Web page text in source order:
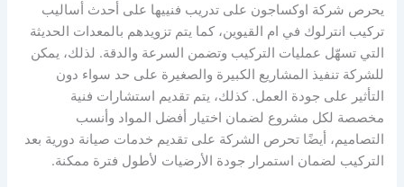
يحرص شركة اوكساجون على تدريب فنييها على أحدث أساليب
تركيب انترلوك في ام القيوين، كما يتم تزويدهم بالمعدات الحديثة
التي تسهّل عمليات التركيب وتضمن السرعة والدقة. لذلك، يمكن
للشركة تنفيذ المشاريع الكبيرة والصغيرة على حد سواء دون
التأثير على جودة العمل. كذلك، يتم تقديم استشارات فنية
مخصصة لكل مشروع لضمان اختيار أفضل المواد وأنسب
التصاميم، أيضًا تحرص الشركة على تقديم خدمات صيانة دورية بعد
التركيب لضمان استمرار جودة الأرضيات لأطول فترة ممكنة.